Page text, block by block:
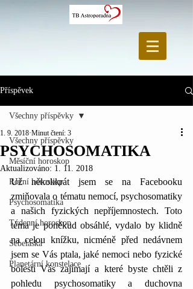
Příspěvek
Všechny příspěvky
Měsíční horoskop
Roční horoskop
Psychosomatika
Týdenní horoskop
Sebeláska
Planetární konstelace
Všechny příspěvky
PSYCHOSOMATIKA
1. 9. 2018 Minut čtení: 3
Aktualizováno: 1. 11. 2018
Už několikrát jsem se na Facebooku
zmiňovala o tématu nemocí, psychosomatiky
a našich fyzických nepříjemnostech. Toto
téma je poněkud obsáhlé, vydalo by klidně
na celou knížku, nicméně před nedávnem
jsem se Vás ptala, jaké nemoci nebo fyzické
bolesti Vás zajímají a které byste chtěli z
pohledu psychosomatiky a duchovna